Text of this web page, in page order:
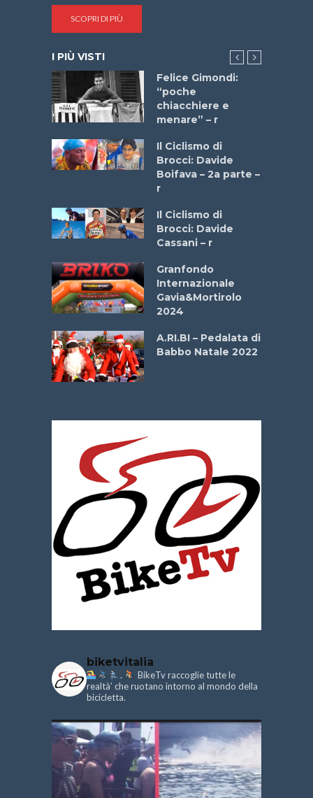
SCOPRI DI PIÙ
I PIÙ VISTI
Felice Gimondi:
“poche
chiacchiere e
menare” – r
Il Ciclismo di
Brocci: Davide
Boifava – 2a parte –
r
Il Ciclismo di
Brocci: Davide
Cassani – r
Granfondo
Internazionale
Gavia&Mortirolo
2024
A.RI.BI – Pedalata di
Babbo Natale 2022
biketvitalia
.
BikeTv raccoglie tutte le
realtà’ che ruotano intorno al mondo della
bicicletta.